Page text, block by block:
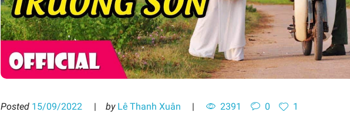
Posted 15/09/2022 by Lê Thanh Xuân 2391 0 1